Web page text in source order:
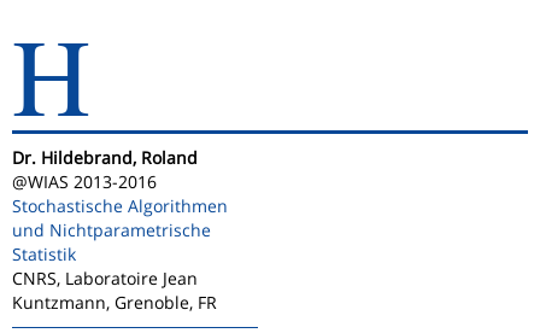
H
Dr. Hildebrand, Roland
@WIAS 2013-2016
Stochastische Algorithmen
und Nichtparametrische
Statistik
CNRS, Laboratoire Jean
Kuntzmann, Grenoble, FR